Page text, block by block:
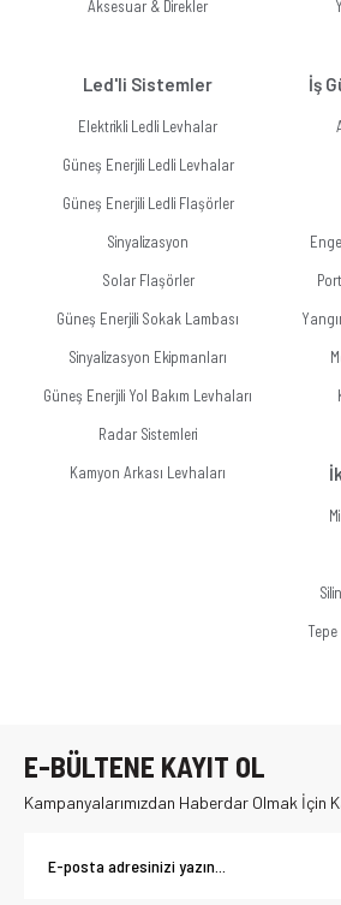
Aksesuar & Direkler
Led'li Sistemler
Elektrikli Ledli Levhalar
Güneş Enerjili Ledli Levhalar
Güneş Enerjili Ledli Flaşörler
Sinyalizasyon
Solar Flaşörler
Güneş Enerjili Sokak Lambası
Sinyalizasyon Ekipmanları
Güneş Enerjili Yol Bakım Levhaları
Radar Sistemleri
Kamyon Arkası Levhaları
İş
E-BÜLTENE KAYIT OL
Kampanyalarımızdan Haberdar Olmak İçin